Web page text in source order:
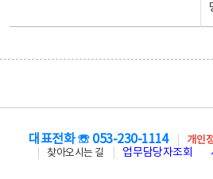
대표전화 ☏ 053-230-1114 개인
찾아오시는 길
업무담당자조회